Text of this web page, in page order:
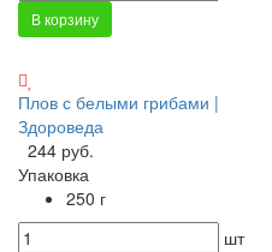
В корзину
Плов с белыми грибами |
Здороведа
244 руб.
Упаковка
250 г
шт